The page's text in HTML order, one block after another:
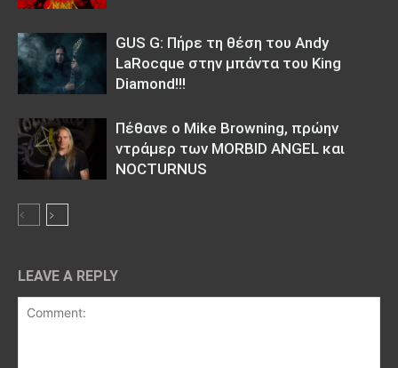
GUS G: Πήρε τη θέση του Andy
LaRocque στην μπάντα του King
Diamond!!!
Πέθανε ο Mike Browning, πρώην
ντράμερ των MORBID ANGEL και
NOCTURNUS
LEAVE A REPLY